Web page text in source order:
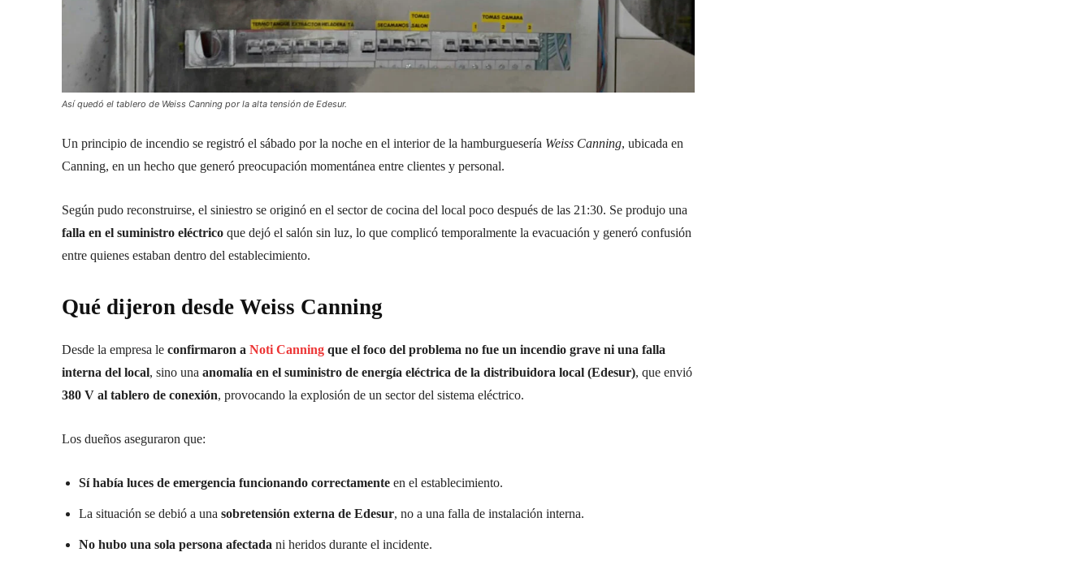
Así quedó el tablero de Weiss Canning por la alta tensión de Edesur.
Un principio de incendio se registró el sábado por la noche en el interior de la hamburguesería Weiss Canning, ubicada en
Canning, en un hecho que generó preocupación momentánea entre clientes y personal.
Según pudo reconstruirse, el siniestro se originó en el sector de cocina del local poco después de las 21:30. Se produjo una
falla en el suministro eléctrico que dejó el salón sin luz, lo que complicó temporalmente la evacuación y generó confusión
entre quienes estaban dentro del establecimiento.
Qué dijeron desde Weiss Canning
Desde la empresa le confirmaron a Noti Canning que el foco del problema no fue un incendio grave ni una falla
interna del local, sino una anomalía en el suministro de energía eléctrica de la distribuidora local (Edesur), que envió
380 V al tablero de conexión, provocando la explosión de un sector del sistema eléctrico.
Los dueños aseguraron que:
Sí había luces de emergencia funcionando correctamente en el establecimiento.
La situación se debió a una sobretensión externa de Edesur, no a una falla de instalación interna.
No hubo una sola persona afectada ni heridos durante el incidente.